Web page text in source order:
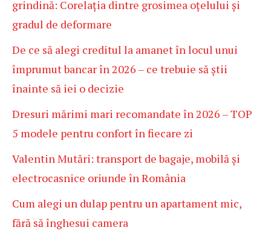
grindină: Corelația dintre grosimea oțelului și
gradul de deformare
De ce să alegi creditul la amanet în locul unui
împrumut bancar în 2026 – ce trebuie să știi
înainte să iei o decizie
Dresuri mărimi mari recomandate în 2026 – TOP
5 modele pentru confort în fiecare zi
Valentin Mutări: transport de bagaje, mobilă și
electrocasnice oriunde în România
Cum alegi un dulap pentru un apartament mic,
fără să înghesui camera